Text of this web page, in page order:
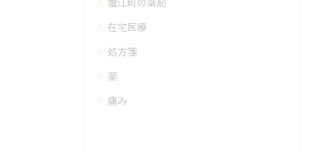
在宅医療
処方箋
薬
痛み